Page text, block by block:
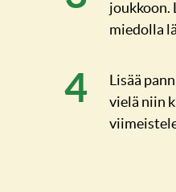
joukkoon.
miedolla
Lisää
vielä niin